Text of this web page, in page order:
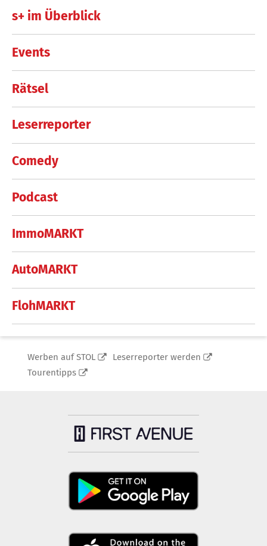
s+ im Überblick
Events
Rätsel
Leserreporter
Comedy
Podcast
ImmoMARKT
AutoMARKT
FlohMARKT
Werben auf STOL
Leserreporter werden
Tourentipps